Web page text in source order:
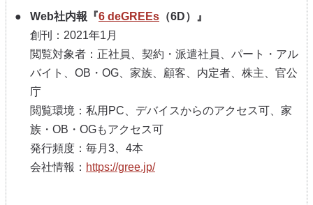
Web社内報『6 deGREEs （6D）』
創刊：2021年1月
閲覧対象者：正社員、契約・派遣社員、パート・アル
バイト、OB・OG、家族、顧客、内定者、株主、官公
庁
閲覧環境：私用PC、デバイスからのアクセス可、家
族・OB・OGもアクセス可
発行頻度：毎月3、4本
会社情報： https://gree.jp/